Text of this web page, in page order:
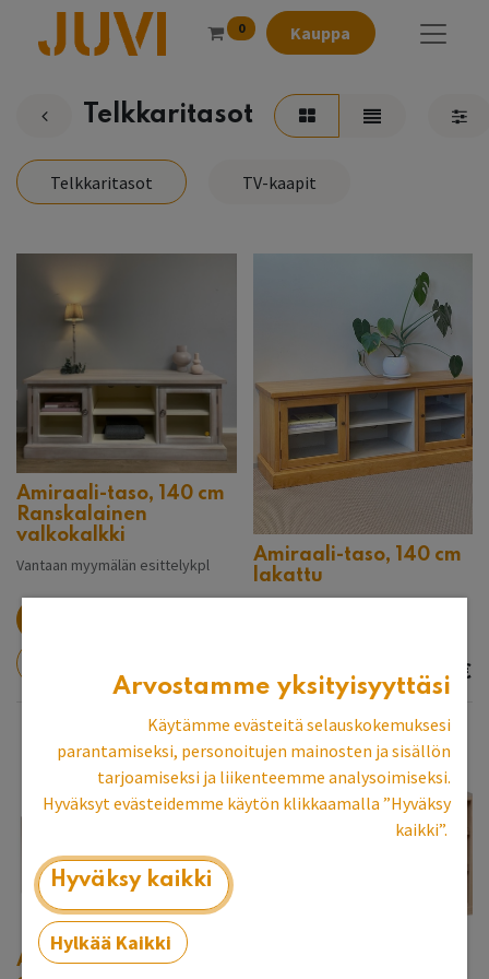
0 Kauppa
Telkkaritasot
Telkkaritasot TV-kaapit
Amiraali-taso, 140 cm
Ranskalainen
valkokalkki
Vantaan myymälän esittelykpl
1 027,89
Amiraali-taso, 140 cm
lakattu
1 107,57 €
Avohyllykkö kork. 40
Arvostamme yksityisyyttäsi
Käytämme evästeitä selauskokemuksesi
parantamiseksi, personoitujen mainosten ja sisällön
tarjoamiseksi ja liikenteemme analysoimiseksi.
Hyväksyt evästeidemme käytön klikkaamalla ”Hyväksy
kaikki”.
Hyväksy kaikki
Hylkää Kaikki